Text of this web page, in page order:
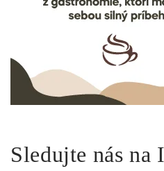
Sledujte nás na